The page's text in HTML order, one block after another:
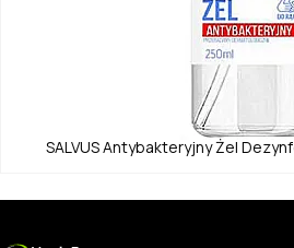
SALVUS Antybakteryjny Żel